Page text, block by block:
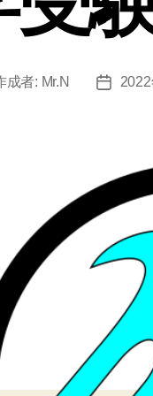
成者: Mr.N
投
2022